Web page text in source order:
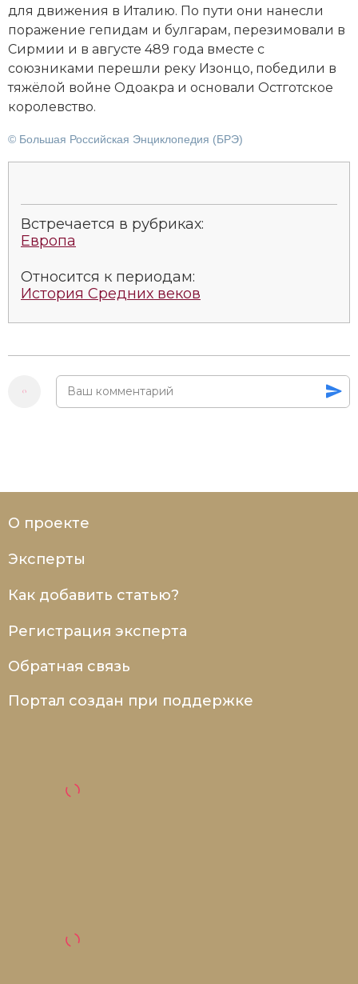
для движения в Италию. По пути они нанесли
поражение гепидам и булгарам, перезимовали в
Сирмии и в августе 489 года вместе с
союзниками перешли реку Изонцо, победили в
тяжёлой войне Одоакра и основали Остготское
королевство.
© Большая Российская Энциклопедия (БРЭ)
Встречается в рубриках:
Европа
Относится к периодам:
История Средних веков
О проекте
Эксперты
Как добавить статью?
Регистрация эксперта
Обратная связь
Портал создан при поддержке